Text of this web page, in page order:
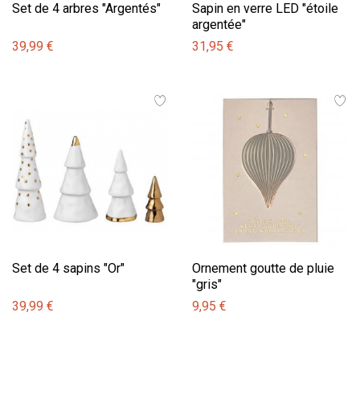
Set de 4 arbres "Argentés"
39,99 €
Sapin en verre LED "étoile
argentée"
31,95 €
Set de 4 sapins "Or"
39,99 €
Ornement goutte de pluie
"gris"
9,95 €